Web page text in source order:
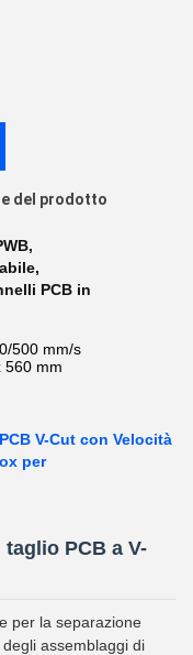
del prodotto
,
,
PCB in
500 mm/s
560 mm
V-Cut con Velocità
per
PCB a V-
per la separazione
assemblaggi di